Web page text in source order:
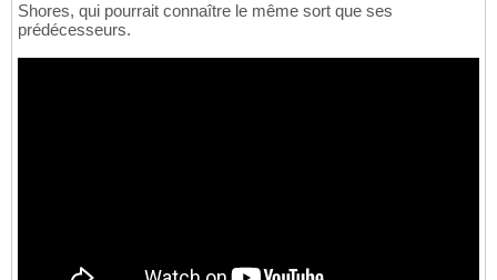
Shores, qui pourrait connaître le même sort que ses
prédécesseurs.